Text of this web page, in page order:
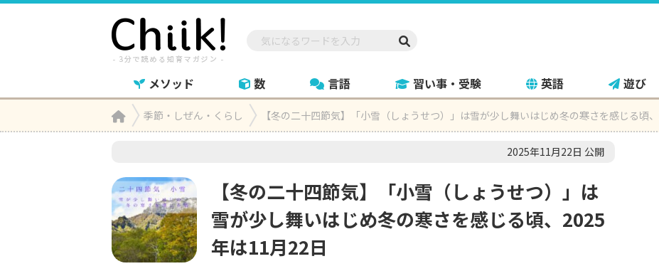
メソッド 数 言語 習い事・受験 英語 遊び
Home季節・しぜん・くらし 【冬の二十四節気】「小雪（しょうせつ）」は雪が少し舞いはじめ冬の寒さを感じる頃
2025年11月22日 公開
【冬の二十四節気】「小雪（しょうせつ）」は
雪が少し舞いはじめ冬の寒さを感じる頃、2025
年は11月22日